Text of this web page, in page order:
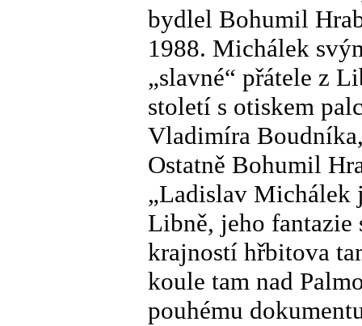
bydlel Bohumil
1988. Michálek
„slavné“ přátele z
století s otiskem
Vladimíra
Ostatně Bohumil
„Ladislav Michálek
Libně, jeho fantazie
krajností hřbitova
koule tam nad
pouhému